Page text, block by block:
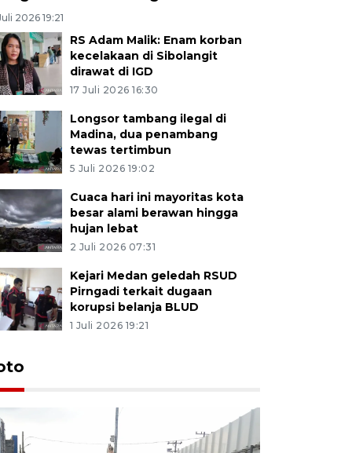
2026 19:21
RS Adam Malik: Enam korban
kecelakaan di Sibolangit
dirawat di IGD
17 Juli 2026 16:30
Longsor tambang ilegal di
Madina, dua penambang
tewas tertimbun
5 Juli 2026 19:02
Cuaca hari ini mayoritas kota
besar alami berawan hingga
hujan lebat
2 Juli 2026 07:31
Kejari Medan geledah RSUD
Pirngadi terkait dugaan
korupsi belanja BLUD
1 Juli 2026 19:21